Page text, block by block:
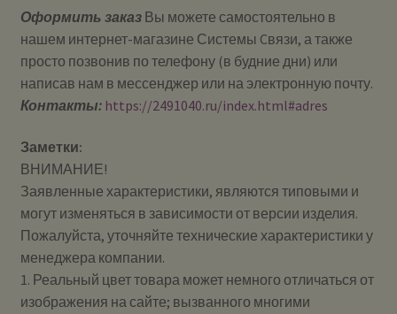
Оформить заказВы можете самостоятельно в
нашем интернет-магазине Системы Cвязи, а также
просто позвонив по телефону (в будние дни) или
написав нам в мессенджер или на электронную почту.
Контакты: https://2491040.ru/index.html#adres
Заметки:
ВНИМАНИЕ!
Заявленные характеристики, являются типовыми и
могут изменяться в зависимости от версии изделия.
Пожалуйста, уточняйте технические характеристики у
менеджера компании.
1. Реальный цвет товара может немного отличаться от
изображения на сайте; вызванного многими